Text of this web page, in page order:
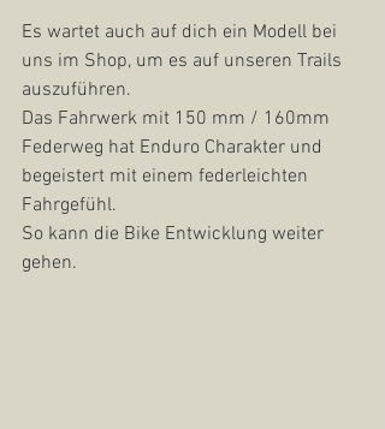
Es wartet auch auf dich ein Modell bei
uns im Shop, um es auf unseren Trails
auszuführen.
Das Fahrwerk mit 150 mm / 160mm
Federweg hat Enduro Charakter und
begeistert mit einem federleichten
Fahrgefühl.
So kann die Bike Entwicklung weiter
gehen.